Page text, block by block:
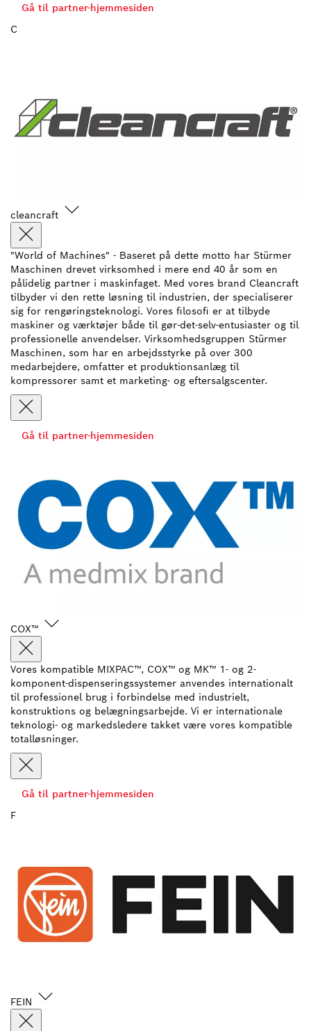
Gå til partner-hjemmesiden
C
cleancraft
"World of Machines" - Baseret på dette motto har Stürmer
Maschinen drevet virksomhed i mere end 40 år som en
pålidelig partner i maskinfaget. Med vores brand Cleancraft
tilbyder vi den rette løsning til industrien, der specialiserer
sig for rengøringsteknologi. Vores filosofi er at tilbyde
maskiner og værktøjer både til gør-det-selv-entusiaster og til
professionelle anvendelser. Virksomhedsgruppen Stürmer
Maschinen, som har en arbejdsstyrke på over 300
medarbejdere, omfatter et produktionsanlæg til
kompressorer samt et marketing- og eftersalgscenter.
Gå til partner-hjemmesiden
COX™
Vores kompatible MIXPAC™, COX™ og MK™ 1- og 2-
komponent-dispenseringssystemer anvendes internationalt
til professionel brug i forbindelse med industrielt,
konstruktions og belægningsarbejde. Vi er internationale
teknologi- og markedsledere takket være vores kompatible
totalløsninger.
Gå til partner-hjemmesiden
F
FEIN